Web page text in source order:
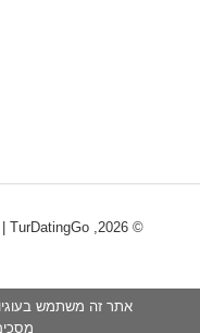
© 2026, TurDatingGo |
אתר זה משתמש